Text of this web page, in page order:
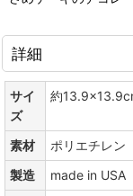
詳細
サイ
ズ
約
素材
ポリエチレン
製造
made in USA